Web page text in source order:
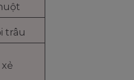
trâu